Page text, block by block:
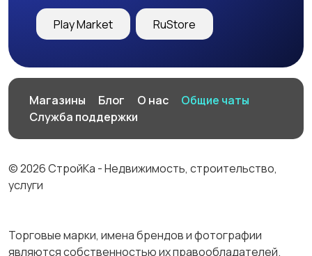
Play Market RuStore
Магазины Блог О нас
Общие чаты
Служба поддержки
© 2026 СтройКа - Недвижимость, строительство,
услуги
Торговые марки, имена брендов и фотографии
являются собственностью их правообладателей.